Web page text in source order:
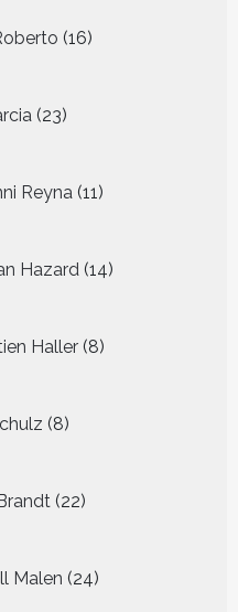
16
producten
23
producten
Reyna 11
producten
Hazard 14
producten
Haller 8
producten
8
producten
22
producten
Malen 24
producten